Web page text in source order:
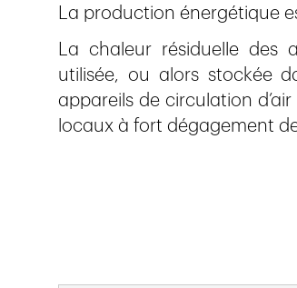
La production énergétique
La chaleur résiduelle des
utilisée, ou alors stockée
appareils de circulation
locaux à fort dégagement